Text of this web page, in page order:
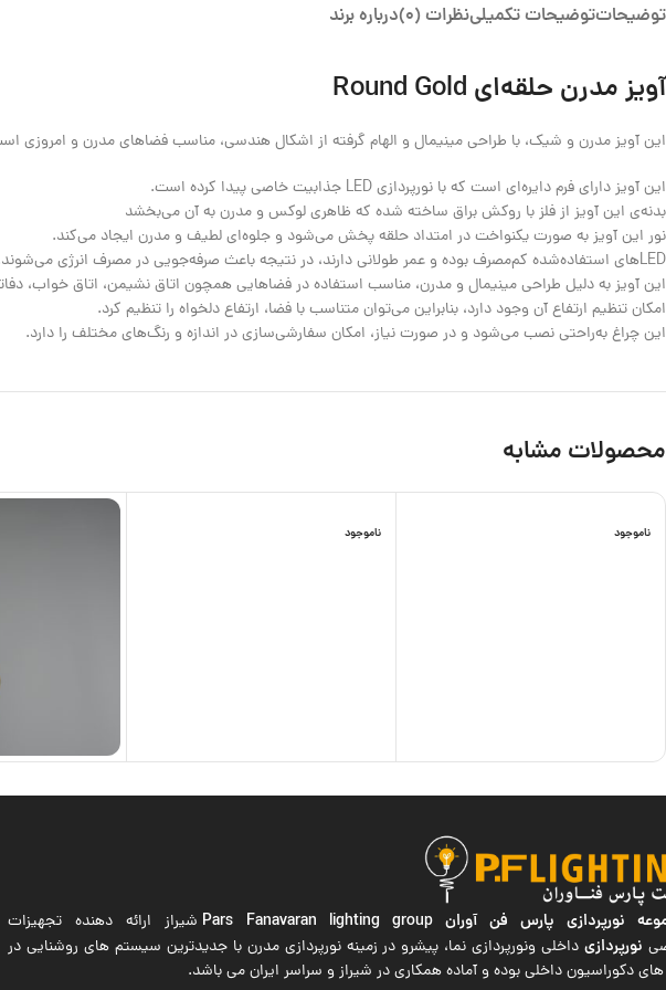
توضیحاتتوضیحات تکمیلینظرات (0) درباره برند
آویز مدرن حلقه‌ای Round Gold
این آویز مدرن و شیک، با طراحی مینیمال و الهام گرفته از اشکال هندسی، مناسب فضاهای مدرن و امروزی
این آویز دارای فرم دایره‌ای است که با نورپردازی LED جذابیت خاصی پیدا کرده است.
بدنه‌ی این آویز از فلز با روکش براق ساخته شده که ظاهری لوکس و مدرن به آن می‌بخشد
نور این آویز به صورت یکنواخت در امتداد حلقه پخش می‌شود و جلوه‌ای لطیف و مدرن ایجاد می‌کند.
LEDهای استفاده‌شده کم‌مصرف بوده و عمر طولانی دارند، در نتیجه باعث صرفه‌جویی در مصرف انرژی می‌شوند.
این آویز به دلیل طراحی مینیمال و مدرن، مناسب استفاده در فضاهایی همچون اتاق نشیمن، اتاق خواب،
امکان تنظیم ارتفاع آن وجود دارد، بنابراین می‌توان متناسب با فضا، ارتفاع دلخواه را تنظیم کرد.
این چراغ به‌راحتی نصب می‌شود و در صورت نیاز، امکان سفارشی‌سازی در اندازه و رنگ‌های مختلف را دارد.
محصولات مشابه
ناموجود ناموجود
نورپردازی پارس فن آوران Pars Fanavaran lighting group شیراز ارائه دهنده تجهیزات
نورپردازیداخلی ونورپردازی نما، پیشرو در زمینه نورپردازی مدرن با جدیدترین سیستم های روشنایی در
های دکوراسیون داخلی بوده و آماده همکاری در شیراز و سراسر ایران می باشد.